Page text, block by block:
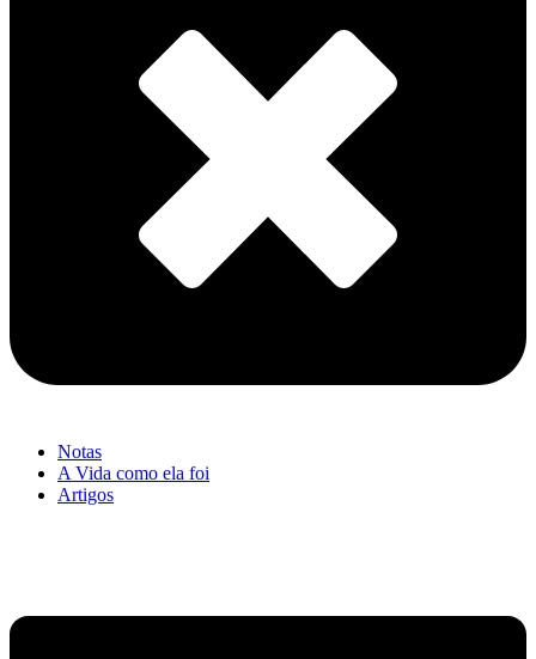
Notas
A Vida como ela foi
Artigos